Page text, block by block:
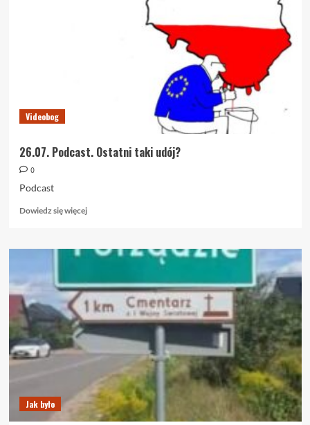
Videobog
26.07. Podcast. Ostatni taki udój?
0
Podcast
Dowiedz się więcejDowiedz
o
26.07.
Ostatni
taki
udój?
Jak było